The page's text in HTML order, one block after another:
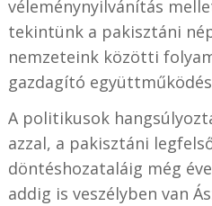
véleménynyilvánítás
tekintünk a pakisztáni
nemzeteink közötti
gazdagító
A politikusok
azzal, a pakisztáni
döntéshozataláig még
addig is veszélyben van